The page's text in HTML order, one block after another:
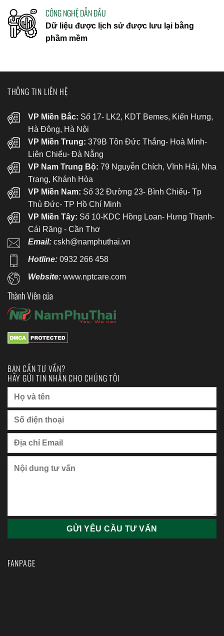
CÔNG NGHỆ DẪN ĐẦU
Dữ liệu được lịch sử được lưu lại bằng
phầm mềm
THÔNG TIN LIÊN HỆ
VP Miền Bắc: Số 17- LK2, KDT Bemes, Kiến Hưng,
Hà Đông, Hà Nội
VP Miền Trung: 379B Tôn Đức Thắng- Hoà Minh-
Liên Chiểu- Đà Nẵng
VP Nam Trung Bộ: 79 Nguyễn Chích, Vĩnh Hải, Nha
Trang, Khánh Hòa
VP Miền Nam: Số 32 Đường 23- Bình Chiểu- Tp
Thủ Đức- TP Hồ Chí Minh
VP Miền Tây: Số 10-KDC Hồng Loan- Hưng Thạnh-
Cái Răng - Cần Thơ
Email: cskh@namphuthai.vn
Hotline: 0932 266 458
Website:www.nptcare.com
Thành Viên của
BẠN CẦN TƯ VẤN?
HÃY GỬI TIN NHẮN CHO CHÚNG TÔI
FANPAGE